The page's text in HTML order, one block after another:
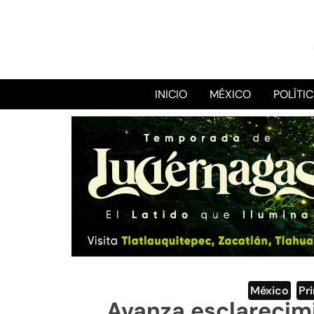
INICIO MÉXICO
México